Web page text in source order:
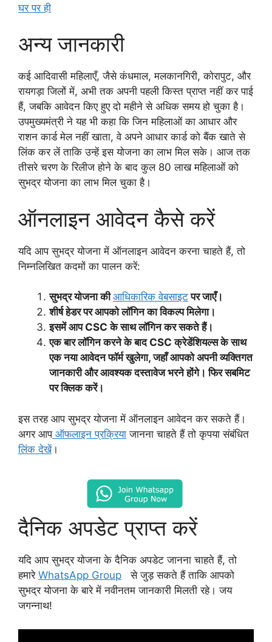
घर पर ही
अन्य जानकारी
कई आदिवासी महिलाएँ, जैसे कंधमाल, मलकानगिरी, कोरापुट, और
रायगड़ा जिलों में, अभी तक अपनी पहली किस्त प्राप्त नहीं कर पाई
हैं, जबकि आवेदन किए हुए दो महीने से अधिक समय हो चुका है।
उपमुख्यमंत्री ने यह भी कहा कि जिन महिलाओं का आधार और
राशन कार्ड मेल नहीं खाता, वे अपने आधार कार्ड को बैंक खाते से
लिंक कर लें ताकि उन्हें इस योजना का लाभ मिल सके। आज तक
तीसरे चरण के रिलीज होने के बाद कुल 80 लाख महिलाओं को
सुभद्र योजना का लाभ मिल चुका है।
ऑनलाइन आवेदन कैसे करें
यदि आप सुभद्र योजना में ऑनलाइन आवेदन करना चाहते हैं, तो
निम्नलिखित कदमों का पालन करें:
सुभद्र योजना कीआधिकारिक वेबसाइटपर जाएँ।
शीर्ष हेडर पर आपको लॉगिन का विकल्प मिलेगा।
इसमें आप CSC के साथ लॉगिन कर सकते हैं।
एक बार लॉगिन करने के बाद CSC क्रेडेंशियल्स के साथ
एक नया आवेदन फॉर्म खुलेगा, जहाँ आपको अपनी व्यक्तिगत
जानकारी और आवश्यक दस्तावेज भरने होंगे। फिर सबमिट
पर क्लिक करें।
इस तरह आप सुभद्र योजना में ऑनलाइन आवेदन कर सकते हैं।
अगर आपऑफलाइन प्रक्रिया जानना चाहते हैं तो कृपया संबंधित
लिंक देखें।
दैनिक अपडेट प्राप्त करें
यदि आप सुभद्र योजना के दैनिक अपडेट जानना चाहते हैं, तो
हमारे WhatsApp Group से जुड़ सकते हैं ताकि आपको
सुभद्र योजना के बारे में नवीनतम जानकारी मिलती रहे। जय
जगन्नाथ!